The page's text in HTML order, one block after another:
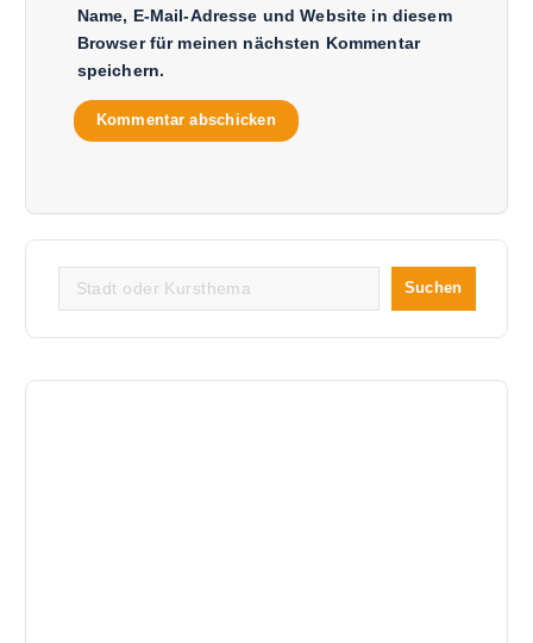
Name, E-Mail-Adresse und Website in diesem
Browser für meinen nächsten Kommentar
speichern.
c
Suchen